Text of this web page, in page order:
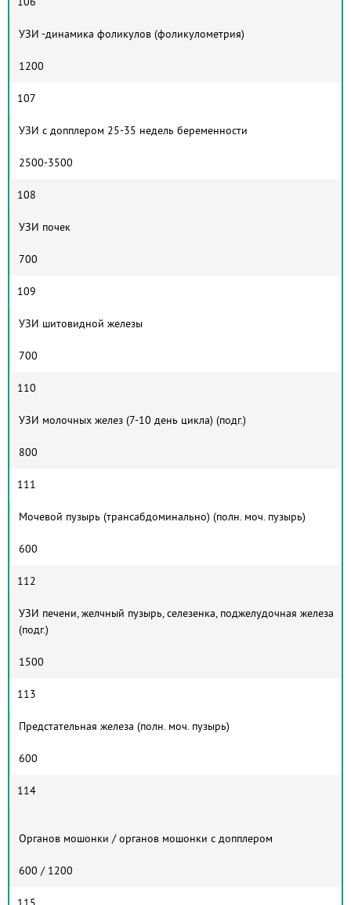
УЗИ -динамика фоликулов (фоликулометрия)
1200
107
УЗИ с допплером 25-35 недель беременности
2500-3500
108
УЗИ почек
700
109
УЗИ шитовидной железы
700
110
УЗИ молочных желез (7-10 день цикла) (подг.)
800
111
Мочевой пузырь (трансабдоминально) (полн. моч. пузырь)
600
112
УЗИ печени, желчный пузырь, селезенка, поджелудочная железа
(подг.)
1500
113
Предстательная железа (полн. моч. пузырь)
600
114
Органов мошонки / органов мошонки с допплером
600 / 1200